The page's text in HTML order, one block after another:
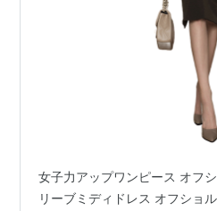
女子力アップワンピース オフ
リーブミディドレス オフショ